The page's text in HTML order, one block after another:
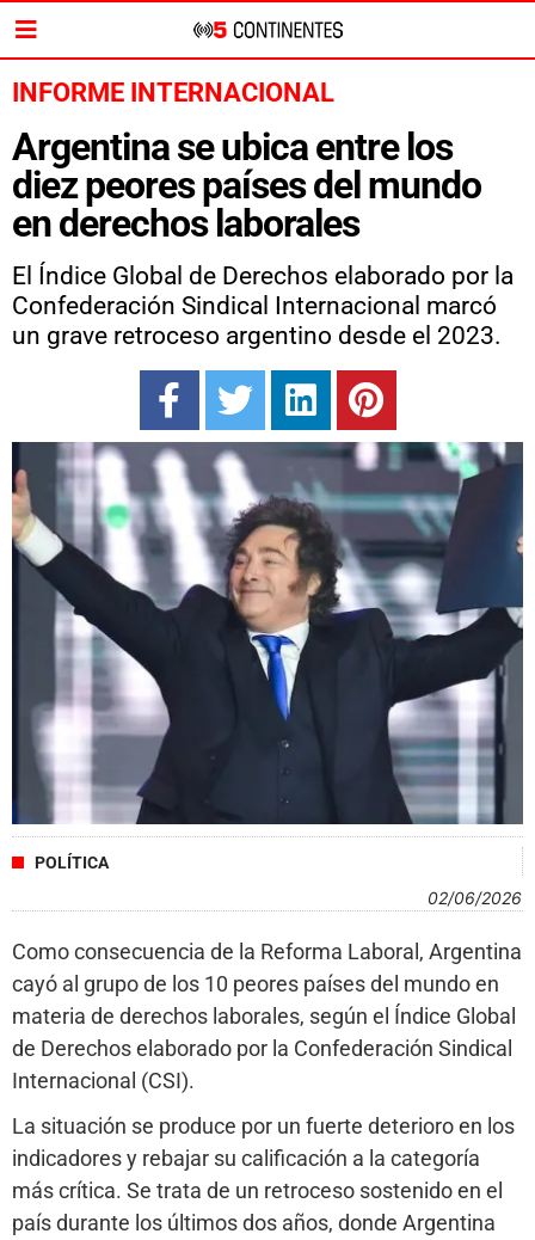
INFORME INTERNACIONAL
Argentina se ubica entre los
diez peores países del mundo
en derechos laborales
El Índice Global de Derechos elaborado por la
Confederación Sindical Internacional marcó
un grave retroceso argentino desde el 2023.
POLÍTICA
02/06/2026
Como consecuencia de la Reforma Laboral, Argentina
cayó al grupo de los 10 peores países del mundo en
materia de derechos laborales, según el Índice Global
de Derechos elaborado por la Confederación Sindical
Internacional (CSI).
La situación se produce por un fuerte deterioro en los
indicadores y rebajar su calificación a la categoría
más crítica. Se trata de un retroceso sostenido en el
país durante los últimos dos años, donde Argentina